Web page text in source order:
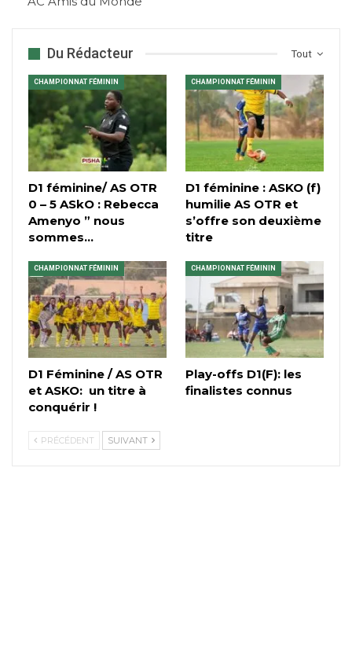
Tout
Du Rédacteur
CHAMPIONNAT FÉMININ
D1 féminine/ AS OTR
0 – 5 ASkO : Rebecca
Amenyo ” nous
sommes…
CHAMPIONNAT FÉMININ
D1 féminine : ASKO (f)
humilie AS OTR et
s’offre son deuxième
titre
CHAMPIONNAT FÉMININ
D1 Féminine / AS OTR
et ASKO: un titre à
conquérir !
CHAMPIONNAT FÉMININ
Play-offs D1(F): les
finalistes connus
PRÉCÉDENT SUIVANT